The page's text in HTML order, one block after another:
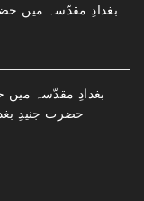
بغدادِ مقدّسہ میں
بغدادِ مقدّسہ
حضرت جنیدِ